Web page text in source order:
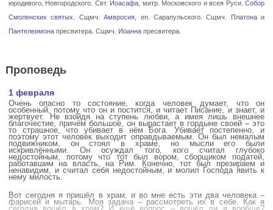
юродивого, Новгородского. Свт. Иоасафа , митр. Московского и всея Руси.Собор
Смоленских святых
. Сщмч.Амвросия , еп. Сарапульского. Сщмч. Платонаи
Пантелеимонапресвитера. Сщмч. Иоаннапресвитера.
Проповедь
1 февраля
Очень опасно то состояние, когда человек думает, что он
особенный, потому что он и постится, и читает Писание, и знает, и
жертвует. Не взойдя на ступень любви, а имея лишь внешнее
благочестие, причём большое, он вырастает в гордыне своей – это
то страшное, что убивает в нём Бога. Убивает постепенно, и
поэтому этот человек выходит оправдываемым. Он был немалым
подвижником, он стоял в храме, но мысли его были
искривлёнными. Он осуждал того, кого считал глубоко
недостойным, потому что тот был вором, сборщиком податей,
работавшим на власть, на Рим. Конечно, тот был презираем и
ненавидим, и считал себя недостойным, и молил Господа явить к
нему милость.
Вот сегодня я пришёл в храм, и во мне есть эти два человека –
фарисей и мытарь. Моя задача – рассмотреть их в себе. Как я